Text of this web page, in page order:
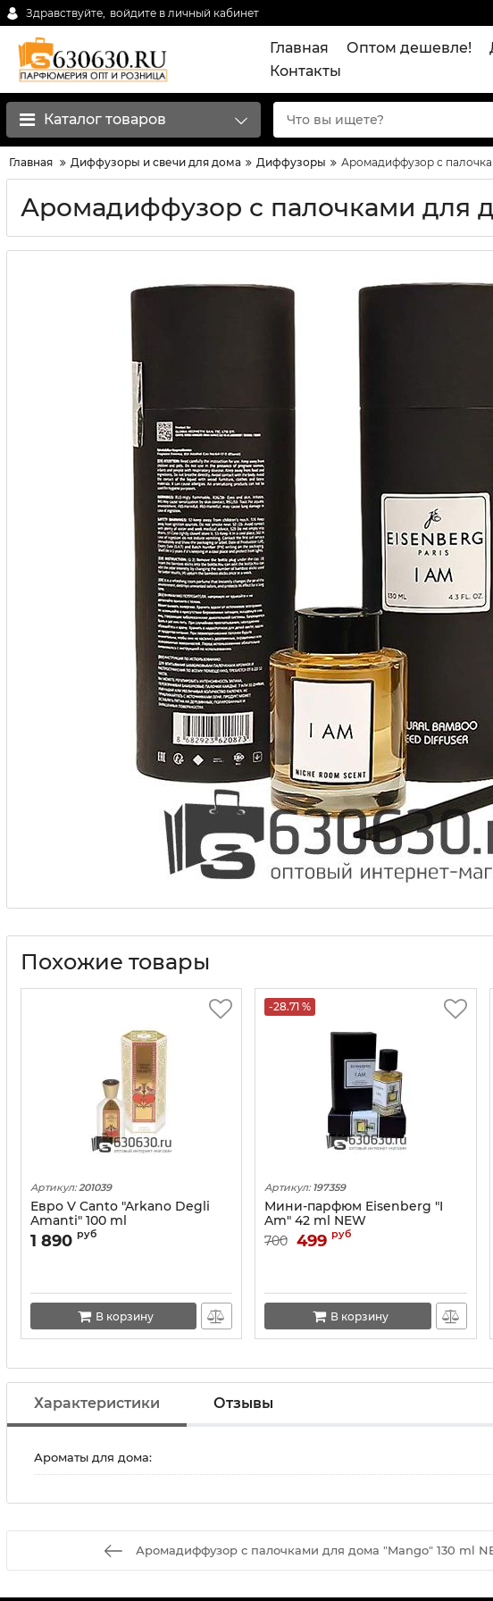
Здравствуйте, войдите в личный кабинет
Главная Оптом дешевле!
Контакты
Каталог товаров
Главная Диффузоры и свечи для дома Диффузоры Аромадиффузор с
Аромадиффузор с палочками для
Похожие товары
Артикул: 201039
Евро V Canto "Arkano Degli
Amanti" 100 ml
1 890 руб
В корзину
-28.71 %
Артикул: 197359
Мини-парфюм Eisenberg "I
Am" 42 ml NEW
700 499 руб
В корзину
Характеристики Отзывы
Ароматы для дома:
Аромадиффузор с палочками для дома "Mango" 130 ml